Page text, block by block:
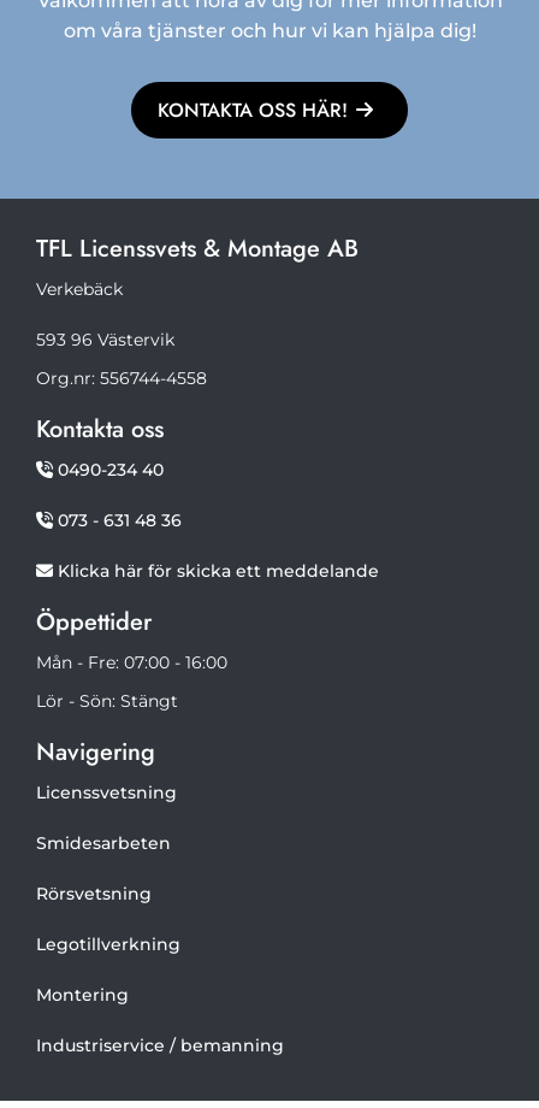
om våra tjänster och hur vi kan hjälpa dig!
KONTAKTA OSS HÄR!
TFL Licenssvets & Montage AB
Verkebäck
593 96 Västervik
Org.nr: 556744-4558
Kontakta oss
 0490-234 40
 073 - 631 48 36
 Klicka här för skicka ett meddelande
Öppettider
Mån - Fre: 07:00 - 16:00
Lör - Sön: Stängt
Navigering
Licenssvetsning
Smidesarbeten
Rörsvetsning
Legotillverkning
Montering
Industriservice / bemanning